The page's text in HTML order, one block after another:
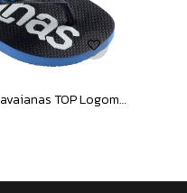
Sandalias de Hombre Havaianas TOP Logomania - Azul